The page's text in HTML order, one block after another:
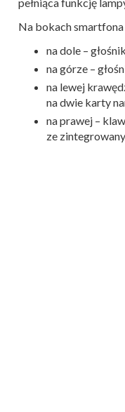
Na bokach
na dole –
na górze –
na lewej
na dwie karty
na prawej –
ze